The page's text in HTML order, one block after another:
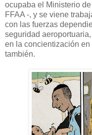
ocupaba el Ministerio
FFAA -, y se viene
con las fuerzas
seguridad
en la concientización
también.